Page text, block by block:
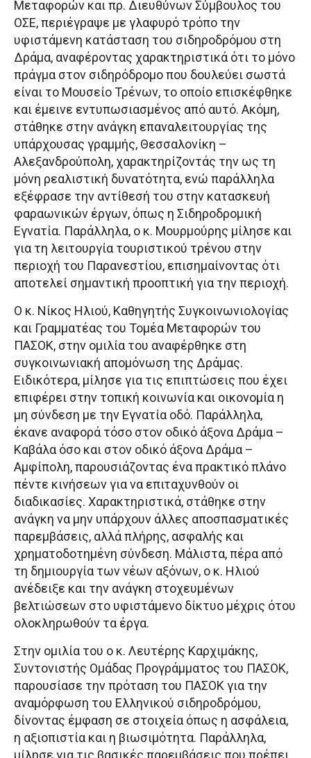
Μεταφορών και πρ. Διευθύνων Σύμβουλος του
ΟΣΕ, περιέγραψε με γλαφυρό τρόπο την
υφιστάμενη κατάσταση του σιδηροδρόμου στη
Δράμα, αναφέροντας χαρακτηριστικά ότι το μόνο
πράγμα στον σιδηρόδρομο που δουλεύει σωστά
είναι το Μουσείο Τρένων, το οποίο επισκέφθηκε
και έμεινε εντυπωσιασμένος από αυτό. Ακόμη,
στάθηκε στην ανάγκη επαναλειτουργίας της
υπάρχουσας γραμμής, Θεσσαλονίκη –
Αλεξανδρούπολη, χαρακτηρίζοντάς την ως τη
μόνη ρεαλιστική δυνατότητα, ενώ παράλληλα
εξέφρασε την αντίθεσή του στην κατασκευή
φαραωνικών έργων, όπως η Σιδηροδρομική
Εγνατία. Παράλληλα, ο κ. Μουρμούρης μίλησε και
για τη λειτουργία τουριστικού τρένου στην
περιοχή του Παρανεστίου, επισημαίνοντας ότι
αποτελεί σημαντική προοπτική για την περιοχή.
Ο κ. Νίκος Ηλιού, Καθηγητής Συγκοινωνιολογίας
και Γραμματέας του Τομέα Μεταφορών του
ΠΑΣΟΚ, στην ομιλία του αναφέρθηκε στη
συγκοινωνιακή απομόνωση της Δράμας.
Ειδικότερα, μίλησε για τις επιπτώσεις που έχει
επιφέρει στην τοπική κοινωνία και οικονομία η
μη σύνδεση με την Εγνατία οδό. Παράλληλα,
έκανε αναφορά τόσο στον οδικό άξονα Δράμα –
Καβάλα όσο και στον οδικό άξονα Δράμα –
Αμφίπολη, παρουσιάζοντας ένα πρακτικό πλάνο
πέντε κινήσεων για να επιταχυνθούν οι
διαδικασίες. Χαρακτηριστικά, στάθηκε στην
ανάγκη να μην υπάρχουν άλλες αποσπασματικές
παρεμβάσεις, αλλά πλήρης, ασφαλής και
χρηματοδοτημένη σύνδεση. Μάλιστα, πέρα από
τη δημιουργία των νέων αξόνων, ο κ. Ηλιού
ανέδειξε και την ανάγκη στοχευμένων
βελτιώσεων στο υφιστάμενο δίκτυο μέχρις ότου
ολοκληρωθούν τα έργα.
Στην ομιλία του ο κ. Λευτέρης Καρχιμάκης,
Συντονιστής Ομάδας Προγράμματος του ΠΑΣΟΚ,
παρουσίασε την πρόταση του ΠΑΣΟΚ για την
αναμόρφωση του Ελληνικού σιδηροδρόμου,
δίνοντας έμφαση σε στοιχεία όπως η ασφάλεια,
η αξιοπιστία και η βιωσιμότητα. Παράλληλα,
μίλησε για τις βασικές παρεμβάσεις που πρέπει